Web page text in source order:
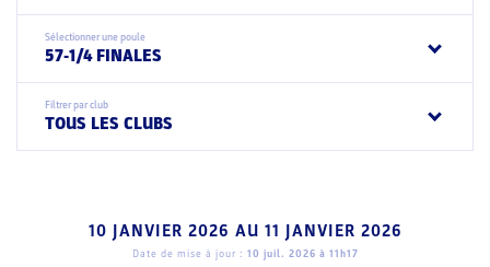
Sélectionner une poule
57-1/4 FINALES
Filtrer par club
TOUS LES CLUBS
10 JANVIER 2026 AU 11 JANVIER 2026
Date de mise à jour : 10 juil. 2026 à 11h17